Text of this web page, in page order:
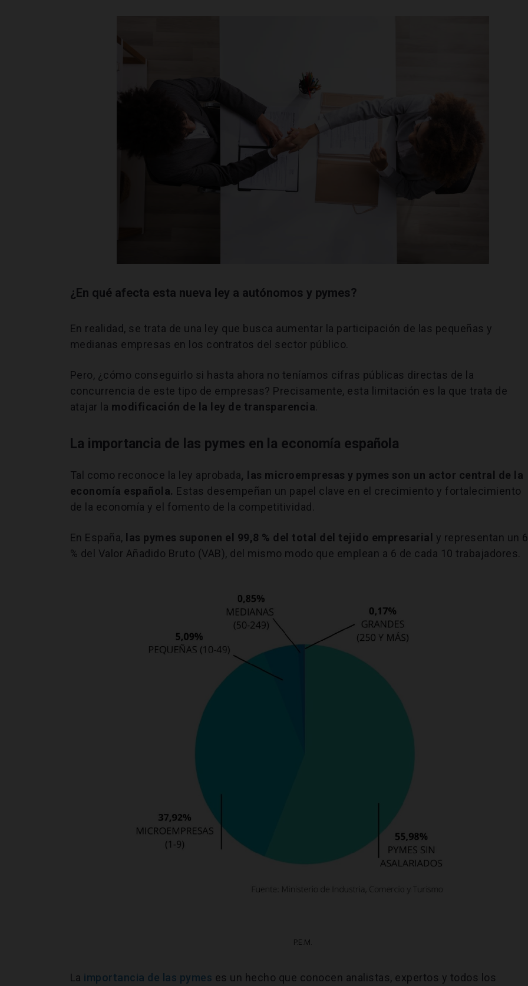
¿En qué afecta esta nueva ley a autónomos y pymes?
En realidad, se trata de una ley que busca aumentar la participación de las pequeñas y
medianas empresas en los contratos del sector público.
Pero, ¿cómo conseguirlo si hasta ahora no teníamos cifras públicas directas de la
concurrencia de este tipo de empresas? Precisamente, esta limitación es la que trata de
atajar la modificación de la ley de transparencia.
La importancia de las pymes en la economía española
Tal como reconoce la ley aprobada, las microempresas y pymes son un actor central de la
economía española. Estas desempeñan un papel clave en el crecimiento y fortalecimiento
de la economía y el fomento de la competitividad.
En España, las pymes suponen el 99,8 % del total del tejido empresarial
y representan un
% del Valor Añadido Bruto (VAB), del mismo modo que emplean a 6 de cada 10 trabajadores.
P.E.M.
La importancia de las pymes es un hecho que conocen analistas, expertos y todos los